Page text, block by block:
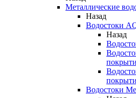
Металлические
Назад
Водостоки
Назад
Водостоки